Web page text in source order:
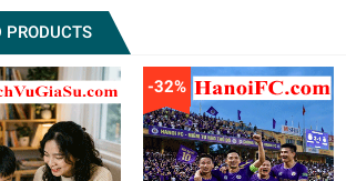
PRODUCTS
-32%